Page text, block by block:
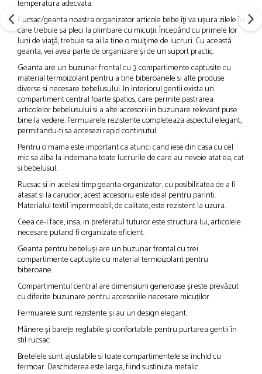
temperatura adecvata.
Rucsac/geanta noastra organizator articole bebe îţi va ușura zilele în
care trebuie sa pleci la plimbare cu micuții. Începând cu primele lor
luni de viaţă, trebuie sa ai la tine o mulţime de lucruri. Cu această
geanta, vei avea parte de organizare și de un suport practic.
Geanta are un buzunar frontal cu 3 compartimente captusite cu
material termoizolant pentru a tine biberoanele si alte produse
diverse si necesare bebelusului. In interiorul gentii exista un
compartiment central foarte spatios, care permite pastrarea
articolelor bebelusului si a alte accesorii in buzunare relevant puse
bine la vedere. Fermuarele rezistente completeaza aspectul elegant,
permitandu-ti sa accesezi rapid continutul.
Pentru o mama este important ca atunci cand iese din casa cu cel
mic sa aiba la indemana toate lucrurile de care au nevoie atat ea, cat
si bebelusul.
Rucsac si in acelasi timp geanta-organizator, cu posibilitatea de a fi
atasat si la carucior, acest accesoriu este ideal pentru parinti.
Materialul textil impermeabil, de calitate, este rezistent la uzura.
Ceea ce-l face, insa, in preferatul tuturor este structura lui, articolele
necesare putand fi organizate eficient.
Geanta pentru bebeluși are un buzunar frontal cu trei
compartimente captușite cu material termoizolant pentru
biberoane.
Compartimentul central are dimensiuni generoase și este prevăzut
cu diferite buzunare pentru accesoriile necesare micuților.
Fermuarele sunt rezistente și au un design elegant.
Mânere și barețe reglabile și confortabile pentru purtarea gentii în
stil rucsac.
Bretelele sunt ajustabile si toate compartimentele se inchid cu
fermoar. Deschiderea este larga, fiind sustinuta metalic.